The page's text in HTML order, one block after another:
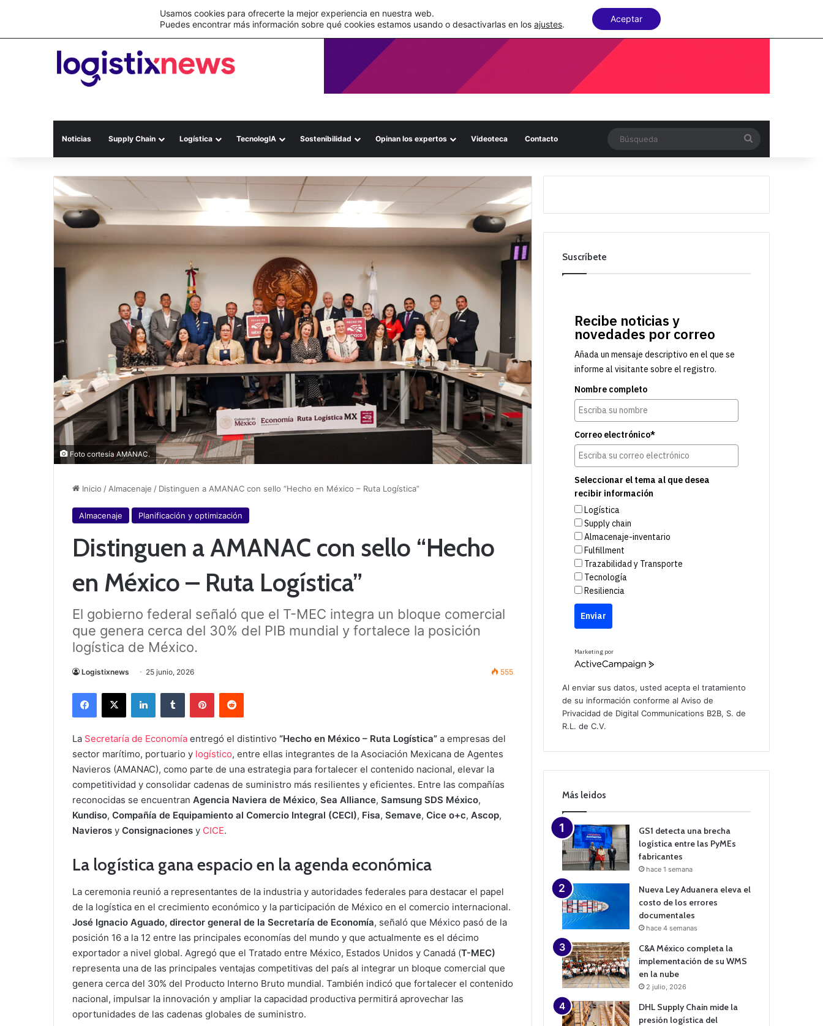
C&A México completa la implementación de su WMS en la nube
Noticias Supply Chain Logística TecnologIA Sostenibilidad Opinan los expertos Videoteca Contacto
Foto cortesía AMANAC.
Inicio / Almacenaje / Distinguen a AMANAC con sello “Hecho en México – Ruta Logística”
Almacenaje Planificación y optimización
Distinguen a AMANAC con sello “Hecho
en México – Ruta Logística”
El gobierno federal señaló que el T-MEC integra un bloque comercial
que genera cerca del 30% del PIB mundial y fortalece la posición
logística de México.
Logistixnews 25 junio, 2026 555
La Secretaría de Economía entregó el distintivo “Hecho en México – Ruta Logística” a empresas del
sector marítimo, portuario y logístico, entre ellas integrantes de la Asociación Mexicana de Agentes
Navieros (AMANAC), como parte de una estrategia para fortalecer el contenido nacional, elevar la
competitividad y consolidar cadenas de suministro más resilientes y eficientes. Entre las compañías
reconocidas se encuentran Agencia Naviera de México, Sea Alliance, Samsung SDS México,
Kundiso, Compañía de Equipamiento al Comercio Integral (CECI), Fisa, Semave, Cice o+c, Ascop,
Navieros y Consignaciones y CICE.
La logística gana espacio en la agenda económica
La ceremonia reunió a representantes de la industria y autoridades federales para destacar el papel
de la logística en el crecimiento económico y la participación de México en el comercio internacional.
José Ignacio Aguado, director general de la Secretaría de Economía, señaló que México pasó de la
posición 16 a la 12 entre las principales economías del mundo y que actualmente es el décimo
exportador a nivel global. Agregó que el Tratado entre México, Estados Unidos y Canadá (T-MEC)
representa una de las principales ventajas competitivas del país al integrar un bloque comercial que
genera cerca del 30% del Producto Interno Bruto mundial. También indicó que fortalecer el contenido
nacional, impulsar la innovación y ampliar la capacidad productiva permitirá aprovechar las
oportunidades de las cadenas globales de suministro.
Suscríbete
Recibe noticias y
novedades por correo
Añada un mensaje descriptivo en el que se
informe al visitante sobre el registro.
Nombre completo
Correo electrónico*
Seleccionar el tema al que desea
recibir información
Logística
Supply chain
Almacenaje-inventario
Fulfillment
Trazabilidad y Transporte
Tecnología
Resiliencia
Enviar
Marketing por
A
v
e
p
i
n
Al enviar sus datos, usted acepta el tratamiento
de su información conforme alAviso de
Privacidad de Digital Communications B2B, S. de
R.L. de C.V.
Más leidos
GS1 detecta una brecha
logística entre las PyMEs
fabricantes
hace 1 semana
Nueva Ley Aduanera eleva el
costo de los errores
documentales
hace 4 semanas
C&A México completa la
implementación de su WMS
en la nube
2 julio, 2026
DHL Supply Chain mide la
presión logística del
Usamos cookies para ofrecerte la mejor experiencia en nuestra web.
Puedes encontrar más información sobre qué cookies estamos usando o desactivarlas en losajustes.
Aceptar